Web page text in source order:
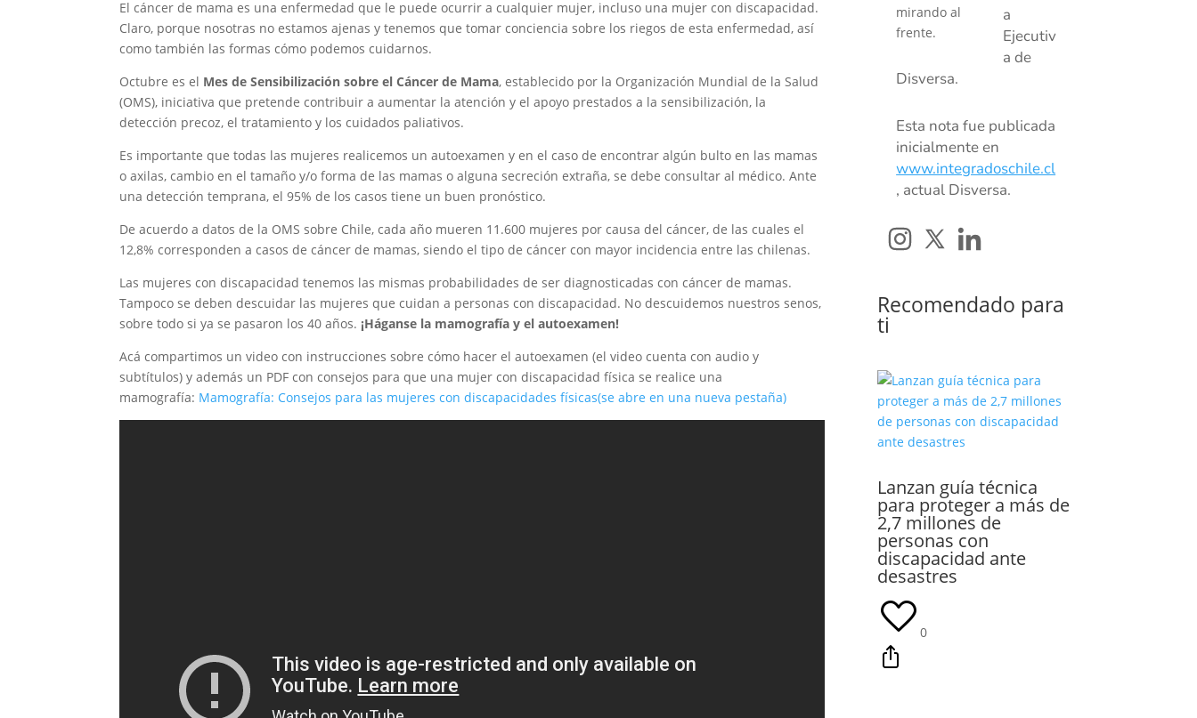
El cáncer de mama es una enfermedad que le puede ocurrir a cualquier mujer, incluso una mujer con discapacidad.
Claro, porque nosotras no estamos ajenas y tenemos que tomar conciencia sobre los riegos de esta enfermedad, así
como también las formas cómo podemos cuidarnos.
Octubre es el Mes de Sensibilización sobre el Cáncer de Mama, establecido por la Organización Mundial de la Salud
(OMS), iniciativa que pretende contribuir a aumentar la atención y el apoyo prestados a la sensibilización, la
detección precoz, el tratamiento y los cuidados paliativos.
Es importante que todas las mujeres realicemos un autoexamen y en el caso de encontrar algún bulto en las mamas
o axilas, cambio en el tamaño y/o forma de las mamas o alguna secreción extraña, se debe consultar al médico. Ante
una detección temprana, el 95% de los casos tiene un buen pronóstico.
De acuerdo a datos de la OMS sobre Chile, cada año mueren 11.600 mujeres por causa del cáncer, de las cuales el
12,8% corresponden a casos de cáncer de mamas, siendo el tipo de cáncer con mayor incidencia entre las chilenas.
Las mujeres con discapacidad tenemos las mismas probabilidades de ser diagnosticadas con cáncer de mamas.
Tampoco se deben descuidar las mujeres que cuidan a personas con discapacidad. No descuidemos nuestros senos,
sobre todo si ya se pasaron los 40 años. ¡Háganse la mamografía y el autoexamen!
Acá compartimos un video con instrucciones sobre cómo hacer el autoexamen (el video cuenta con audio y
subtítulos) y además un PDF con consejos para que una mujer con discapacidad física se realice una
mamografía: Mamografía: Consejos para las mujeres con discapacidades físicas(se abre en una nueva pestaña)
a
Ejecutiv
a de
Disversa.
Esta nota fue publicada
inicialmente en
www.integradoschile.cl
, actual Disversa.
Recomendado para
ti
Lanzan guía técnica
para proteger a más de
2,7 millones de
personas con
discapacidad ante
desastres
0